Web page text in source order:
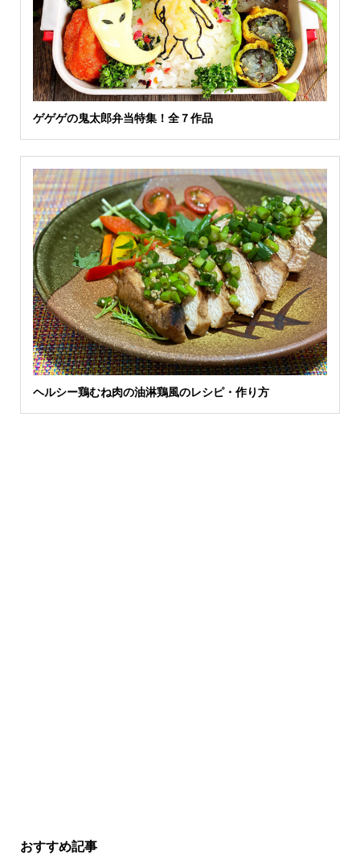
ゲゲゲの鬼太郎弁当特集！全７作品
ヘルシー鶏むね肉の油淋鶏風のレシピ・作り方
おすすめ記事